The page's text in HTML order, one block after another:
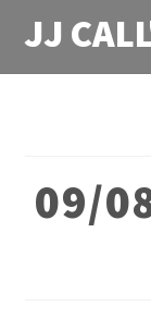
content
JJ
09/